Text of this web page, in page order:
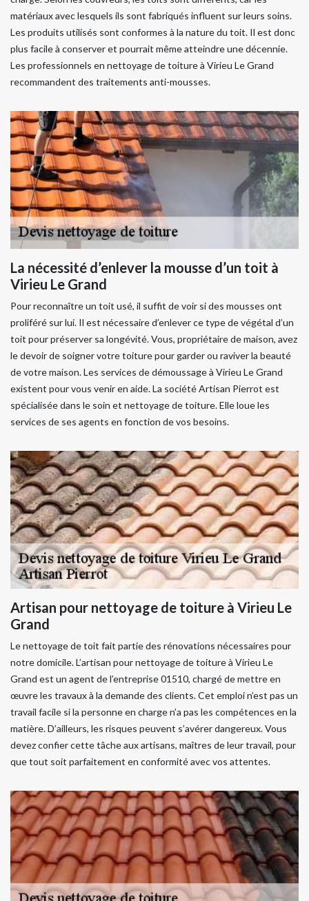
matériaux avec lesquels ils sont fabriqués influent sur leurs soins.
Les produits utilisés sont conformes à la nature du toit. Il est donc
plus facile à conserver et pourrait même atteindre une décennie.
Les professionnels en nettoyage de toiture à Virieu Le Grand
recommandent des traitements anti-mousses.
La nécessité d’enlever la mousse d’un toit à
Virieu Le Grand
Pour reconnaître un toit usé, il suffit de voir si des mousses ont
proliféré sur lui. Il est nécessaire d’enlever ce type de végétal d’un
toit pour préserver sa longévité. Vous, propriétaire de maison, avez
le devoir de soigner votre toiture pour garder ou raviver la beauté
de votre maison. Les services de démoussage à Virieu Le Grand
existent pour vous venir en aide. La société Artisan Pierrot est
spécialisée dans le soin et nettoyage de toiture. Elle loue les
services de ses agents en fonction de vos besoins.
Artisan pour nettoyage de toiture à Virieu Le
Grand
Le nettoyage de toit fait partie des rénovations nécessaires pour
notre domicile. L’artisan pour nettoyage de toiture à Virieu Le
Grand est un agent de l’entreprise 01510, chargé de mettre en
œuvre les travaux à la demande des clients. Cet emploi n’est pas un
travail facile si la personne en charge n’a pas les compétences en la
matière. D’ailleurs, les risques peuvent s’avérer dangereux. Vous
devez confier cette tâche aux artisans, maîtres de leur travail, pour
que tout soit parfaitement en conformité avec vos attentes.